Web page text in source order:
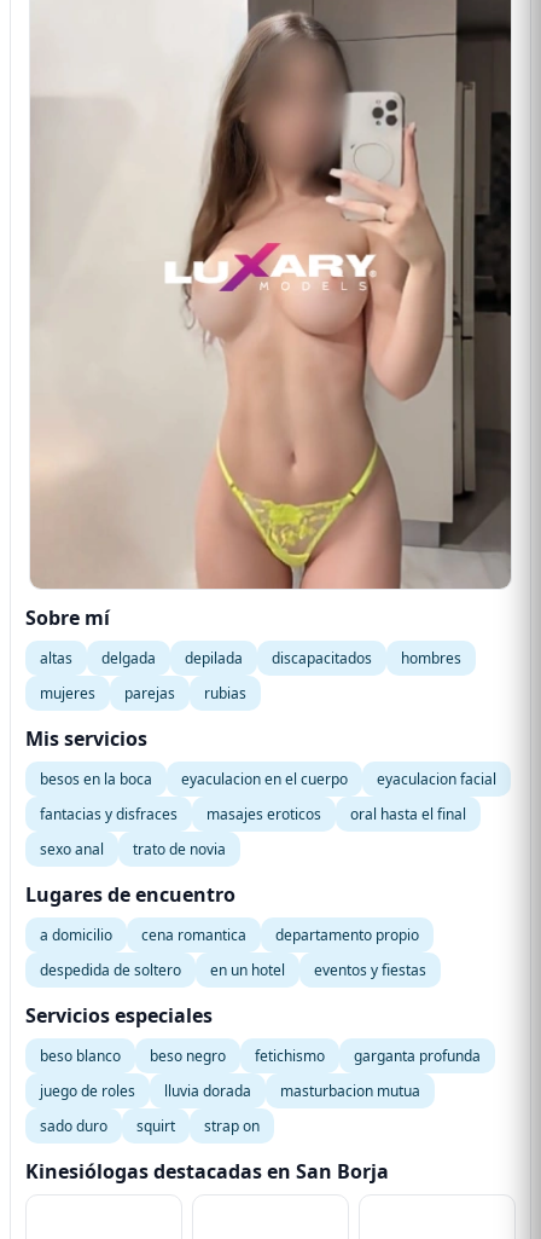
Sobre mí
altas delgada depilada discapacitados
hombres
mujeres
parejas rubias
Mis servicios
besos en la boca eyaculacion en el cuerpo
eyaculacion facial
fantacias y disfraces
masajes eroticos
oral hasta el final
sexo anal
trato de novia
Lugares de encuentro
a domicilio cena romantica
departamento propio
despedida de soltero
en un hotel eventos y fiestas
Servicios especiales
beso blanco beso negro fetichismo
garganta profunda
juego de roles
lluvia dorada
masturbacion mutua
sado duro
squirt strap on
Kinesiólogas destacadas en San Borja